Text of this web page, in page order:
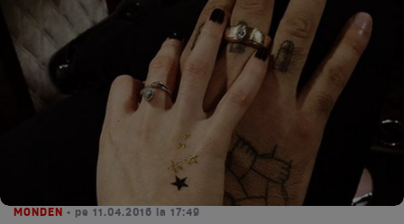
MONDEN • pe 11.04.2016 la 17:49